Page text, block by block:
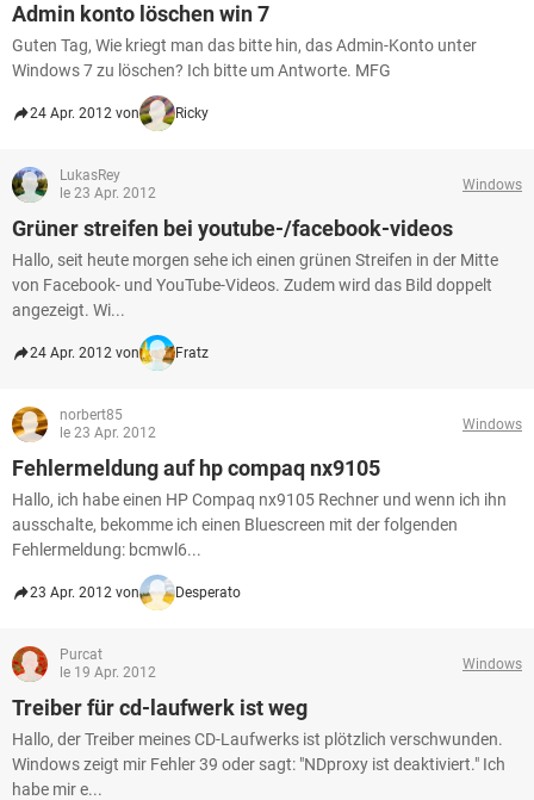
Admin konto löschen win 7
Guten Tag, Wie kriegt man das bitte hin, das Admin-Konto unter
Windows 7 zu löschen? Ich bitte um Antworte. MFG
24 Apr. 2012 von Ricky
LukasRey
le 23 Apr. 2012
Windows
Grüner streifen bei youtube-/facebook-videos
Hallo, seit heute morgen sehe ich einen grünen Streifen in der Mitte
von Facebook- und YouTube-Videos. Zudem wird das Bild doppelt
angezeigt. Wi...
24 Apr. 2012 von Fratz
norbert85
le 23 Apr. 2012
Windows
Fehlermeldung auf hp compaq nx9105
Hallo, ich habe einen HP Compaq nx9105 Rechner und wenn ich ihn
ausschalte, bekomme ich einen Bluescreen mit der folgenden
Fehlermeldung: bcmwl6...
23 Apr. 2012 von Desperato
Purcat
le 19 Apr. 2012
Windows
Treiber für cd-laufwerk ist weg
Hallo, der Treiber meines CD-Laufwerks ist plötzlich verschwunden.
Windows zeigt mir Fehler 39 oder sagt: "NDproxy ist deaktiviert." Ich
habe mir e...